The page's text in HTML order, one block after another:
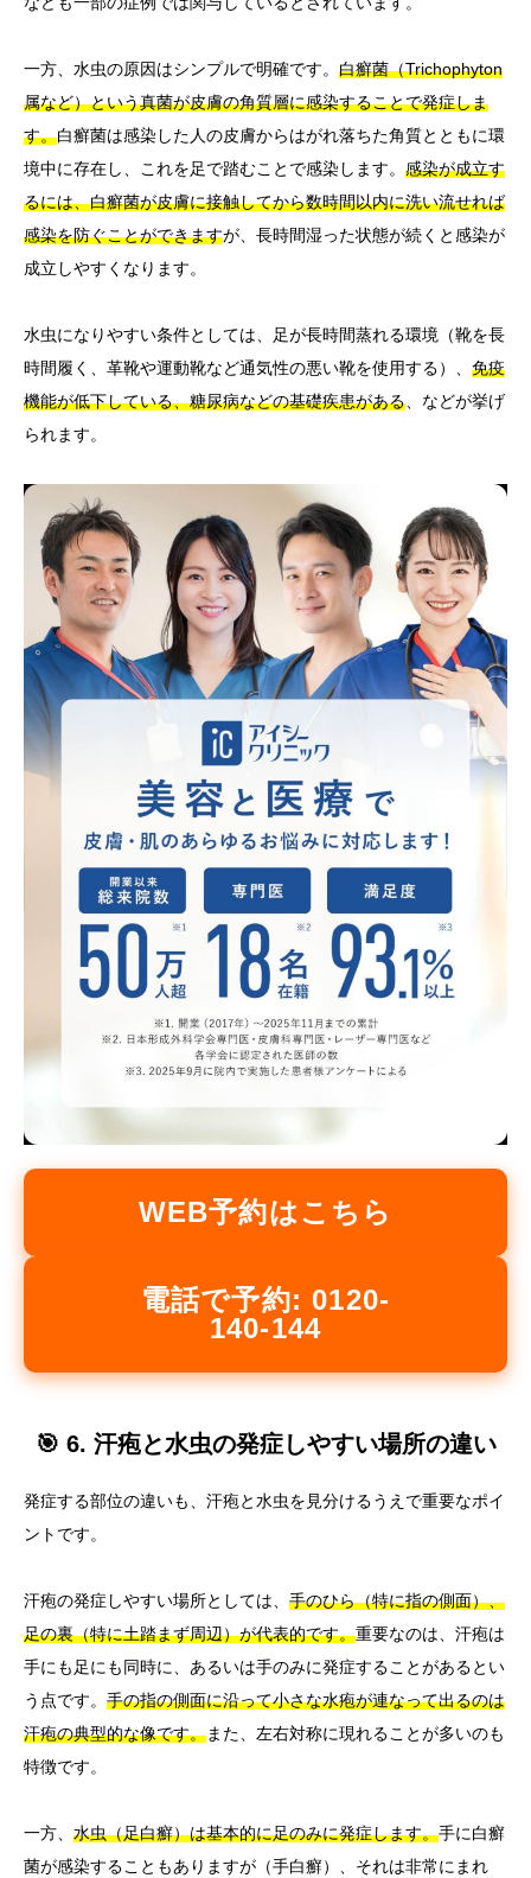
一方、水虫の原因はシンプルで明確です。 白癬菌（Trichophyton
属など）という真菌が皮膚の角質層に感染することで発症しま
す。白癬菌は感染した人の皮膚からはがれ落ちた角質とともに環
境中に存在し、これを足で踏むことで感染します。 感染が成立す
るには、白癬菌が皮膚に接触してから数時間以内に洗い流せれば
感染を防ぐことができますが、長時間湿った状態が続くと感染が
成立しやすくなります。
水虫になりやすい条件としては、足が長時間蒸れる環境（靴を長
時間履く、革靴や運動靴など通気性の悪い靴を使用する）、 免疫
機能が低下している、糖尿病などの基礎疾患がある 、などが挙げ
られます。
WEB予約はこちら
電話で予約: 0120-
140-144
🎯 6. 汗疱と水虫の発症しやすい場所の違い
発症する部位の違いも、汗疱と水虫を見分けるうえで重要なポイ
ントです。
汗疱の発症しやすい場所としては、 手のひら（特に指の側面）、
足の裏（特に土踏まず周辺）が代表的です。重要なのは、汗疱は
手にも足にも同時に、あるいは手のみに発症することがあるとい
う点です。 手の指の側面に沿って小さな水疱が連なって出るのは
汗疱の典型的な像です。また、左右対称に現れることが多いのも
特徴です。
一方、 水虫（足白癬）は基本的に足のみに発症します。手に白癬
菌が感染することもありますが（手白癬）、それは非常にまれ